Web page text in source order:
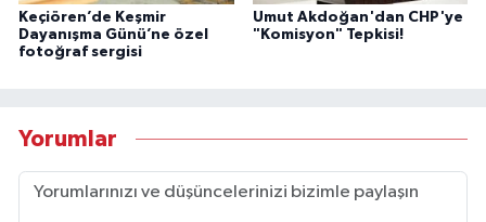
Keçiören’de Keşmir
Dayanışma Günü’ne özel
fotoğraf sergisi
Umut Akdoğan'dan CHP'ye
"Komisyon" Tepkisi!
Yorumlar